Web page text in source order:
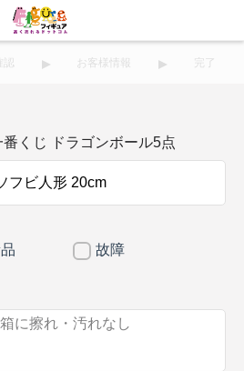
認 お客様情報 完了
番くじ ドラゴンボール5点
故障